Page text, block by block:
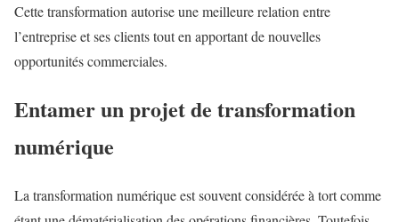
Cette transformation autorise une meilleure relation entre
l’entreprise et ses clients tout en apportant de nouvelles
opportunités commerciales.
Entamer un projet de transformation
numérique
La transformation numérique est souvent considérée à tort comme